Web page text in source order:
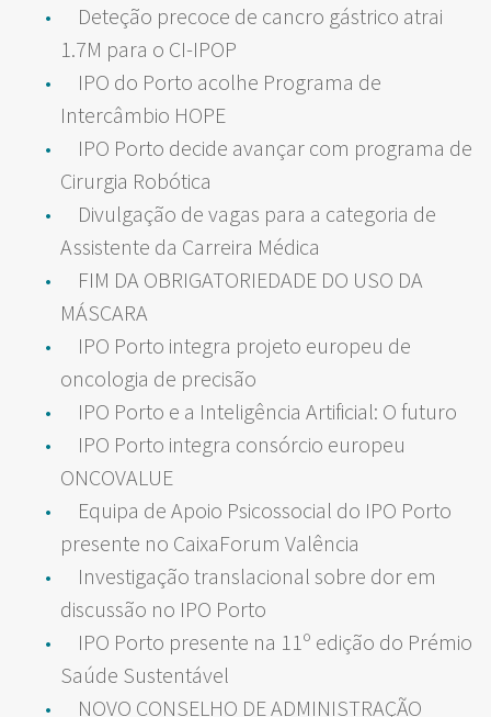
Deteção precoce de cancro gástrico atrai
1.7M para o CI-IPOP
IPO do Porto acolhe Programa de
Intercâmbio HOPE
IPO Porto decide avançar com programa de
Cirurgia Robótica
Divulgação de vagas para a categoria de
Assistente da Carreira Médica
FIM DA OBRIGATORIEDADE DO USO DA
MÁSCARA
IPO Porto integra projeto europeu de
oncologia de precisão
IPO Porto e a Inteligência Artificial: O futuro
IPO Porto integra consórcio europeu
ONCOVALUE
Equipa de Apoio Psicossocial do IPO Porto
presente no CaixaForum Valência
Investigação translacional sobre dor em
discussão no IPO Porto
IPO Porto presente na 11º edição do Prémio
Saúde Sustentável
NOVO CONSELHO DE ADMINISTRAÇÃO